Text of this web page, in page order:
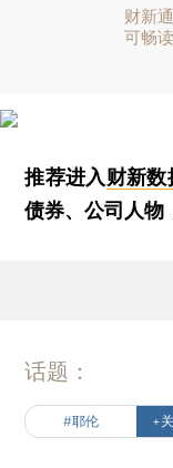
财新
可畅
推荐进入财新数
债券、公司人物
话题：
#耶伦 +